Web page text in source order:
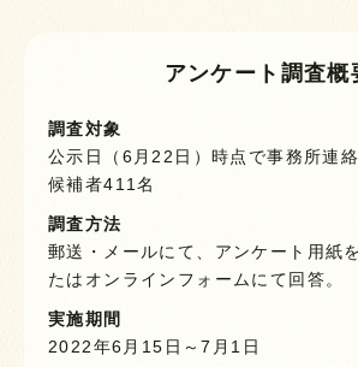
アンケート調査概
調査対象
公示日（6月22日）時点で事務所連
候補者411名
調査方法
郵送・メールにて、アンケート用紙
たはオンラインフォームにて回答。
実施期間
2022年6月15日～7月1日